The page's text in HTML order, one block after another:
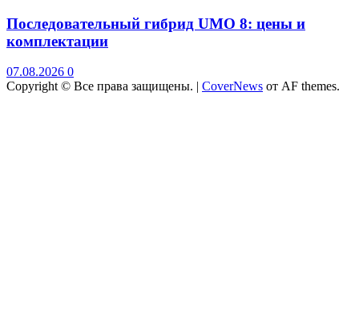
Последовательный гибрид UMO 8: цены и
комплектации
07.08.2026 0
Copyright © Все права защищены. | CoverNews от AF themes.